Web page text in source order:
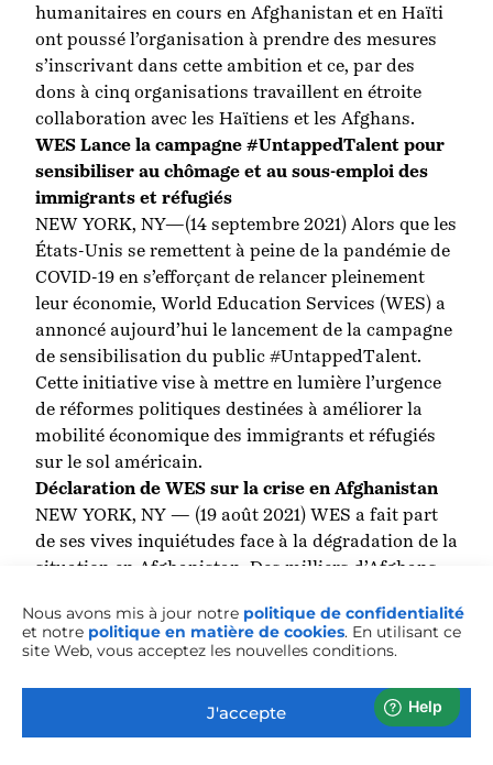
Nous avons mis à jour notre politique de confidentialité
et notre politique en matière de cookies. En utilisant ce
site Web, vous acceptez les nouvelles conditions.
J'accepte
humanitaires en cours en Afghanistan et en Haïti
ont poussé l’organisation à prendre des mesures
s’inscrivant dans cette ambition et ce, par des
dons à cinq organisations travaillent en étroite
collaboration avec les Haïtiens et les Afghans.
WES Lance la campagne #UntappedTalent pour
sensibiliser au chômage et au sous-emploi des
immigrants et réfugiés
NEW YORK, NY—(14 septembre 2021) Alors que les
États-Unis se remettent à peine de la pandémie de
COVID-19 en s’efforçant de relancer pleinement
leur économie, World Education Services (WES) a
annoncé aujourd’hui le lancement de la campagne
de sensibilisation du public #UntappedTalent.
Cette initiative vise à mettre en lumière l’urgence
de réformes politiques destinées à améliorer la
mobilité économique des immigrants et réfugiés
sur le sol américain.
Déclaration de WES sur la crise en Afghanistan
NEW YORK, NY — (19 août 2021) WES a fait part
de ses vives inquiétudes face à la dégradation de la
situation en Afghanistan. Des milliers d’Afghans
l’avenir de ceux restés sur place demeure plus
qu’incertain. Compte tenu de notre mission de
déplacement forcé, WES soutient qu’il est de sa